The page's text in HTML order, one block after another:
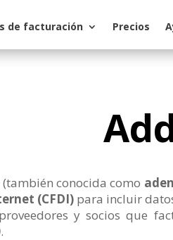
de facturación Precios
(también conocida como
(CFDI) para incluir
y socios que
.